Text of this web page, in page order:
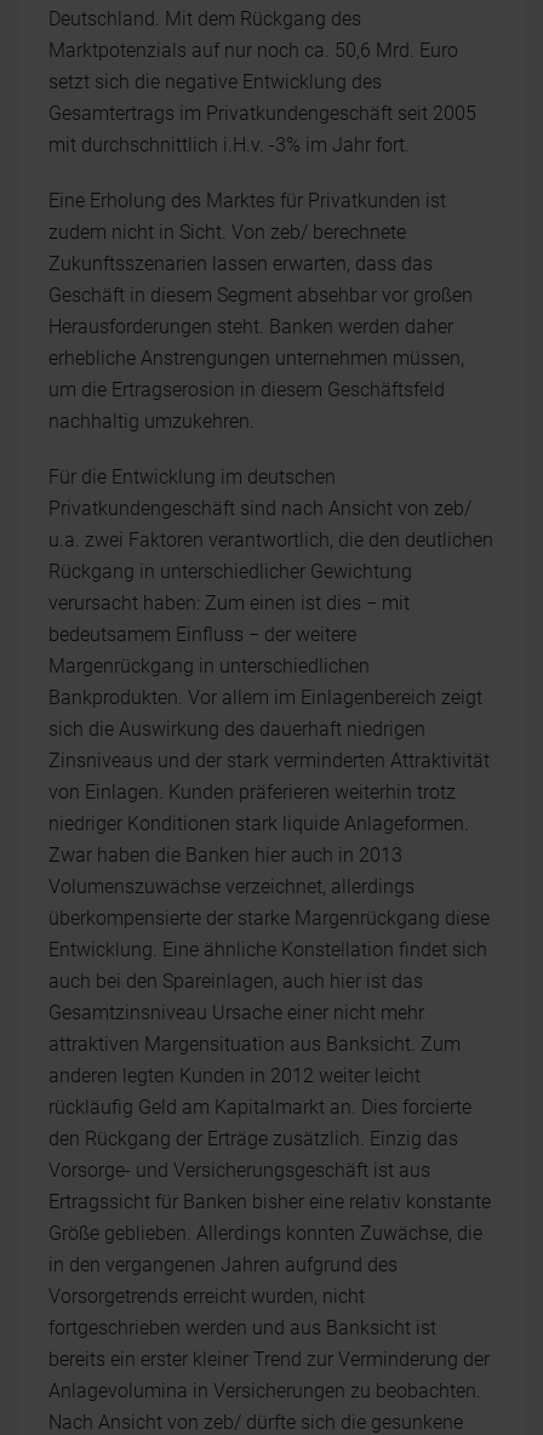
Deutschland. Mit dem Rückgang des
Marktpotenzials auf nur noch ca. 50,6 Mrd. Euro
setzt sich die negative Entwicklung des
Gesamtertrags im Privatkundengeschäft seit 2005
mit durchschnittlich i.H.v. -3% im Jahr fort.
Eine Erholung des Marktes für Privatkunden ist
zudem nicht in Sicht. Von zeb/ berechnete
Zukunftsszenarien lassen erwarten, dass das
Geschäft in diesem Segment absehbar vor großen
Herausforderungen steht. Banken werden daher
erhebliche Anstrengungen unternehmen müssen,
um die Ertragserosion in diesem Geschäftsfeld
nachhaltig umzukehren.
Für die Entwicklung im deutschen
Privatkundengeschäft sind nach Ansicht von zeb/
u.a. zwei Faktoren verantwortlich, die den deutlichen
Rückgang in unterschiedlicher Gewichtung
verursacht haben: Zum einen ist dies − mit
bedeutsamem Einfluss − der weitere
Margenrückgang in unterschiedlichen
Bankprodukten. Vor allem im Einlagenbereich zeigt
sich die Auswirkung des dauerhaft niedrigen
Zinsniveaus und der stark verminderten Attraktivität
von Einlagen. Kunden präferieren weiterhin trotz
niedriger Konditionen stark liquide Anlageformen.
Zwar haben die Banken hier auch in 2013
Volumenszuwächse verzeichnet, allerdings
überkompensierte der starke Margenrückgang diese
Entwicklung. Eine ähnliche Konstellation findet sich
auch bei den Spareinlagen, auch hier ist das
Gesamtzinsniveau Ursache einer nicht mehr
attraktiven Margensituation aus Banksicht. Zum
anderen legten Kunden in 2012 weiter leicht
rückläufig Geld am Kapitalmarkt an. Dies forcierte
den Rückgang der Erträge zusätzlich. Einzig das
Vorsorge- und Versicherungsgeschäft ist aus
Ertragssicht für Banken bisher eine relativ konstante
Größe geblieben. Allerdings konnten Zuwächse, die
in den vergangenen Jahren aufgrund des
Vorsorgetrends erreicht wurden, nicht
fortgeschrieben werden und aus Banksicht ist
bereits ein erster kleiner Trend zur Verminderung der
Anlagevolumina in Versicherungen zu beobachten.
Nach Ansicht von zeb/ dürfte sich die gesunkene